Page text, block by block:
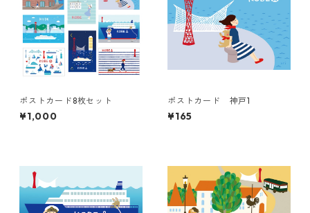
ポストカード8枚セット
¥1,000
ポストカード 神戸1
¥165